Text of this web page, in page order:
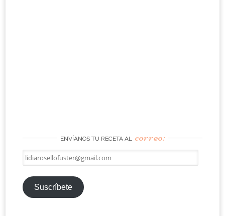
ENVÍANOS TU RECETA AL correo:
lidiarosellofuster@gmail.com
Suscríbete